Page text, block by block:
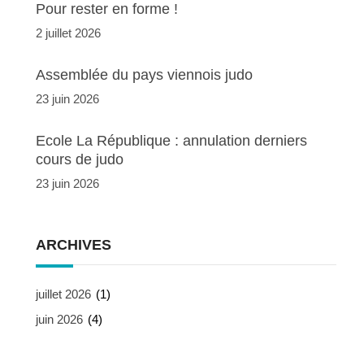
Pour rester en forme !
2 juillet 2026
Assemblée du pays viennois judo
23 juin 2026
Ecole La République : annulation derniers
cours de judo
23 juin 2026
ARCHIVES
juillet 2026 (1)
juin 2026 (4)